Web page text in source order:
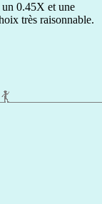
0.45X et une
très raisonnable.